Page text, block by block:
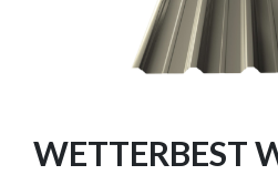
WETTERBEST